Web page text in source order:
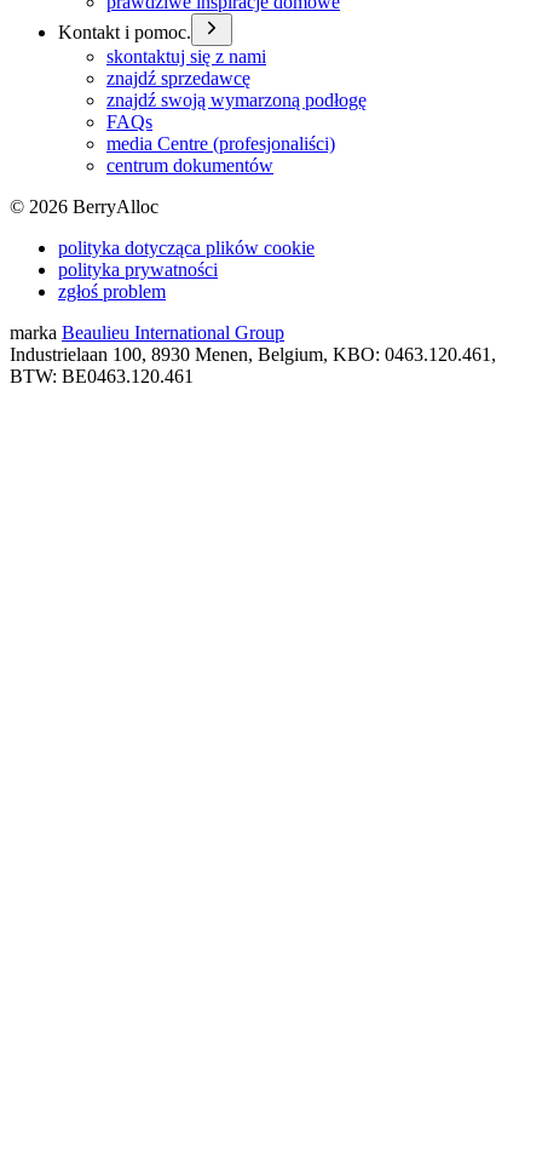
Kontakt i pomoc.
skontaktuj się z nami
znajdź sprzedawcę
znajdź swoją wymarzoną podłogę
FAQs
media Centre (profesjonaliści)
centrum dokumentów
© 2026 BerryAlloc
polityka dotycząca plików cookie
polityka prywatności
zgłoś problem
marka Beaulieu International Group
Industrielaan 100, 8930 Menen, Belgium, KBO: 0463.120.461,
BTW: BE0463.120.461